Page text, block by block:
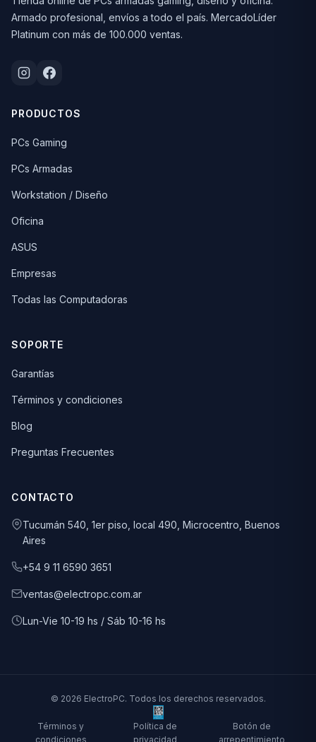
Armado profesional, envíos a todo el país. MercadoLíder
Platinum con más de 100.000 ventas.
PRODUCTOS
PCs Gaming
PCs Armadas
Workstation / Diseño
Oficina
ASUS
Empresas
Todas las Computadoras
SOPORTE
Garantías
Términos y condiciones
Blog
Preguntas Frecuentes
CONTACTO
Tucumán 540, 1er piso, local 490, Microcentro, Buenos
Aires
+54 9 11 6590 3651
ventas@electropc.com.ar
Lun-Vie 10-19 hs / Sáb 10-16 hs
© 2026 ElectroPC. Todos los derechos reservados.
Términos y
condiciones
Política de
privacidad
Botón de
arrepentimiento